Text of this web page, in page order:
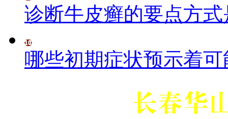
诊断牛皮癣的要点方
哪些初期症状预示着